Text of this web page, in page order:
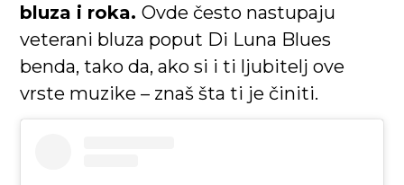
bluza i roka.Ovde često nastupaju
veterani bluza poput Di Luna Blues
benda, tako da, ako si i ti ljubitelj ove
vrste muzike – znaš šta ti je činiti.